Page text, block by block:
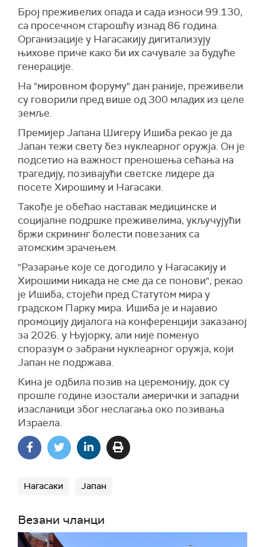
Број преживелих опада и сада износи 99.130,
са просечном старошћу изнад 86 година.
Организације у Нагасакију дигитализују
њихове приче како би их сачувале за будуће
генерације.
На "мировном форуму" дан раније, преживели
су говорили пред више од 300 младих из целе
земље.
Премијер Јапана Шигеру Ишиба рекао је да
Јапан тежи свету без нуклеарног оружја. Он је
подсетио на важност преношења сећања на
трагедију, позивајући светске лидере да
посете Хирошиму и Нагасаки.
Такође је обећао наставак медицинске и
социјалне подршке преживелима, укључујући
бржи скрининг болести повезаних са
атомским зрачењем.
"Разарање које се догодило у Нагасакију и
Хирошими никада не сме да се понови", рекао
је Ишиба, стојећи пред Статутом мира у
градском Парку мира. Ишиба је и најавио
промоцију дијалога на конференцији заказаној
за 2026. у Њујорку, али није поменуо
споразум о забрани нуклеарног оружја, који
Јапан не подржава.
Кина је одбила позив на церемонију, док су
прошле године изостали амерички и западни
изасланици због неслагања око позивања
Израела.
Нагасаки Jапан
Везани чланци